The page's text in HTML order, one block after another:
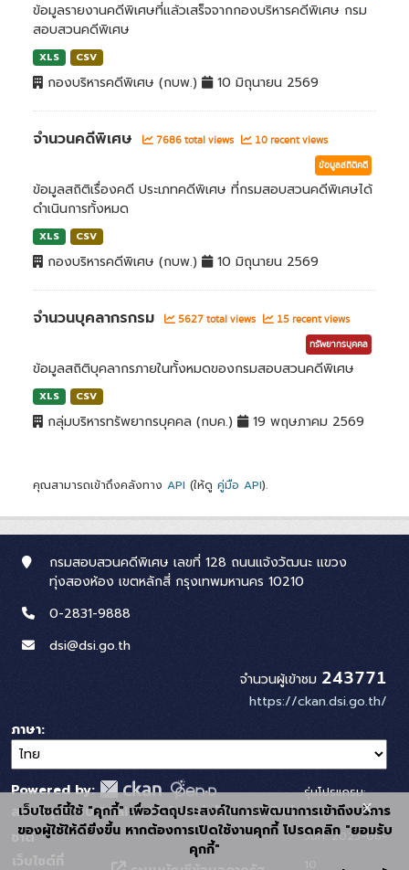
ข้อมูลรายงานคดีพิเศษที่แล้วเสร็จจากกองบริหารคดีพิเศษ กรม
สอบสวนคดีพิเศษ
XLS CSV
กองบริหารคดีพิเศษ (กบพ.) 10 มิถุนายน 2569
จำนวนคดีพิเศษ 7686 total views 10 recent views
ข้อมูลสถิติคดี
ข้อมูลสถิติเรื่องคดี ประเภทคดีพิเศษ ที่กรมสอบสวนคดีพิเศษได้
ดำเนินการทั้งหมด
XLS CSV
กองบริหารคดีพิเศษ (กบพ.) 10 มิถุนายน 2569
จำนวนบุคลากรกรม 5627 total views 15 recent views
ทรัพยากรบุคคล
ข้อมูลสถิติบุคลากรภายในทั้งหมดของกรมสอบสวนคดีพิเศษ
XLS CSV
กลุ่มบริหารทรัพยากรบุคคล (กบค.) 19 พฤษภาคม 2569
คุณสามารถเข้าถึงคลังทาง API (ให้ดู คู่มือ API).
กรมสอบสวนคดีพิเศษ เลขที่ 128 ถนนแจ้งวัฒนะ แขวง
ทุ่งสองห้อง เขตหลักสี่ กรุงเทพมหานคร 10210
0-2831-9888
dsi@dsi.go.th
จำนวนผู้เข้าชม 243771
https://ckan.dsi.go.th/
ภาษา
Powered by:
สนับสนุนระบบ Thai-GDC โดย สำนักงานสถิติแห่ง
ชาติ
รุ่นโปรแกรม:
3.0.0
วันที่: 2025-06-
เว็บไซต์นี้ใช้ "คุกกี้" เพื่อวัตถุประสงค์ในการพัฒนาการเข้าถึงบริการ
ของผู้ใช้ให้ดียิ่งขึ้น หากต้องการเปิดใช้งานคุกกี้ โปรดคลิก "ยอมรับ
คุกกี้"
x